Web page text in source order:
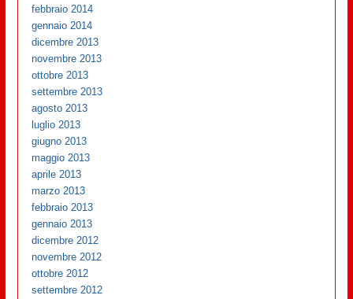
febbraio 2014
gennaio 2014
dicembre 2013
novembre 2013
ottobre 2013
settembre 2013
agosto 2013
luglio 2013
giugno 2013
maggio 2013
aprile 2013
marzo 2013
febbraio 2013
gennaio 2013
dicembre 2012
novembre 2012
ottobre 2012
settembre 2012